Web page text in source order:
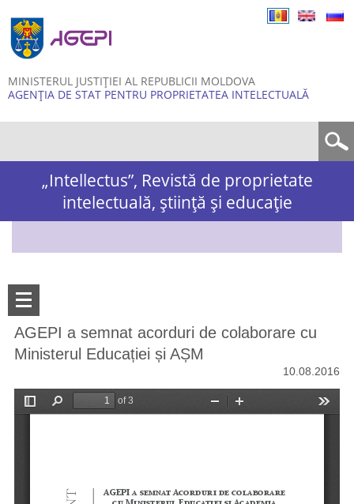
MINISTERUL JUSTIȚIEI AL REPUBLICII MOLDOVA
AGENȚIA DE STAT PENTRU PROPRIETATEA INTELECTUALĂ
„Intellectus”, Revistă de proprietate
intelectuală, știință și educație
AGEPI a semnat acorduri de colaborare cu
Ministerul Educației și AȘM
10.08.2016